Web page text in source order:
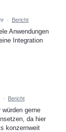
· Bericht
Anwendungen
Integration
· Bericht
würden gerne
da hier
konzernweit